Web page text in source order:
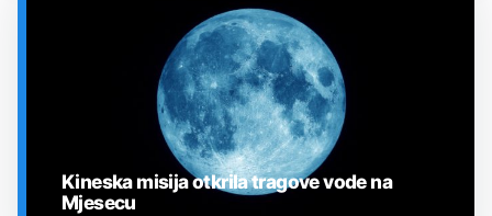
Kineska misija otkrila tragove vode na
Mjesecu